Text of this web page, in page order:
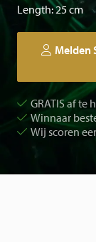
Length: 25 cm
Melden
GRATIS af te
Winnaar
Wij scoren